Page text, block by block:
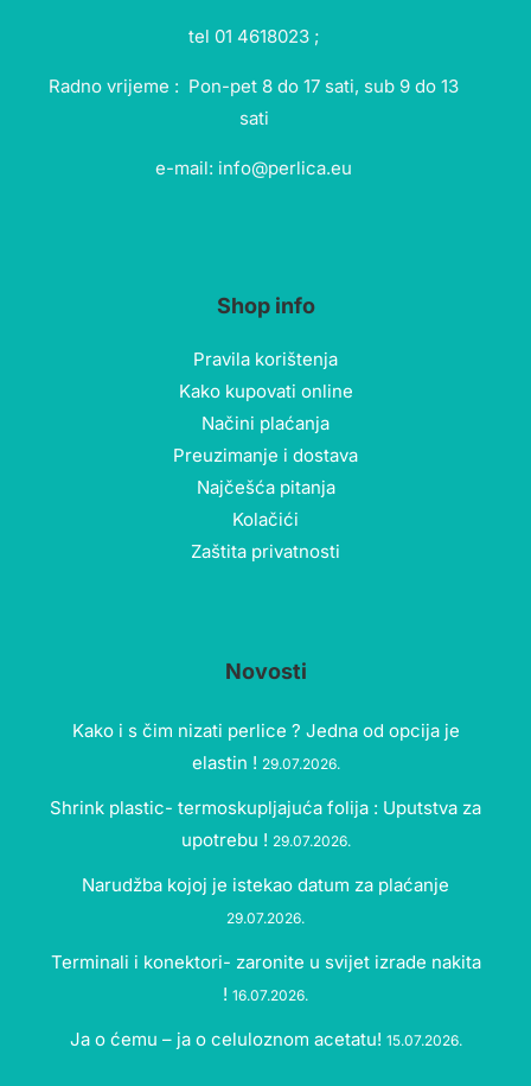
tel 01 4618023 ;
Radno vrijeme : Pon-pet 8 do 17 sati, sub 9 do 13
sati
e-mail: info@perlica.eu
Shop info
Pravila korištenja
Kako kupovati online
Načini plaćanja
Preuzimanje i dostava
Najčešća pitanja
Kolačići
Zaštita privatnosti
Novosti
Kako i s čim nizati perlice ? Jedna od opcija je
elastin ! 29.07.2026.
Shrink plastic- termoskupljajuća folija : Uputstva za
upotrebu ! 29.07.2026.
Narudžba kojoj je istekao datum za plaćanje
29.07.2026.
Terminali i konektori- zaronite u svijet izrade nakita
! 16.07.2026.
Ja o ćemu – ja o celuloznom acetatu! 15.07.2026.